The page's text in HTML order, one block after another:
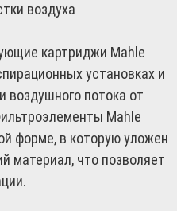
воздуха
картриджи Mahle
установках и
воздушного потока от
Mahle
форме, в которую уложен
материал, что позволяет